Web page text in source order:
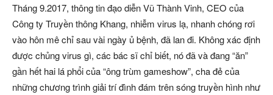
Tháng 9.2017, thông tin đạo diễn Vũ Thành Vinh, CEO của
Công ty Truyền thông Khang, nhiễm virus lạ, nhanh chóng rơi
vào hôn mê chỉ sau vài ngày ủ bệnh, đã lan đi. Không xác định
được chủng virus gì, các bác sĩ chỉ biết, nó đã và đang “ăn”
gần hết hai lá phổi của “ông trùm gameshow”, cha đẻ của
những chương trình giải trí đình đám trên sóng truyền hình như